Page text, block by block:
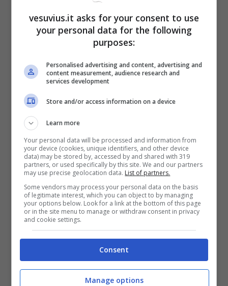
rossonero si basa su un prestito oneroso da
circa un milione di euro. A questa somma
bisogna aggiungere altri quattro milioni per il
riscatto. Le visite mediche sono fissate per
domani a Milano, in seguito il calciatore si unirà
alla squadra e agli ordini di misterPioli.
Leggi anche-> Infortunio Insigne, che tegola per
Spalletti! I tempi di recupero
Un addio molto importante per l’atleta, che ha
colori giallorossi. Dal 2012 ha fatto parte
vesuvius.it asks for your consent to use
your personal data for the following
purposes:
Personalised advertising and content, advertising and
content measurement, audience research and
services development
Store and/or access information on a device
Learn more
Your personal data will be processed and information from
your device (cookies, unique identifiers, and other device
data) may be stored by, accessed by and shared with 319
partners, or used specifically by this site. We and our partners
may use precise geolocation data. List of partners.
Some vendors may process your personal data on the basis
of legitimate interest, which you can object to by managing
your options below. Look for a link at the bottom of this page
or in the site menu to manage or withdraw consent in privacy
and cookie settings.
Consent
Manage options